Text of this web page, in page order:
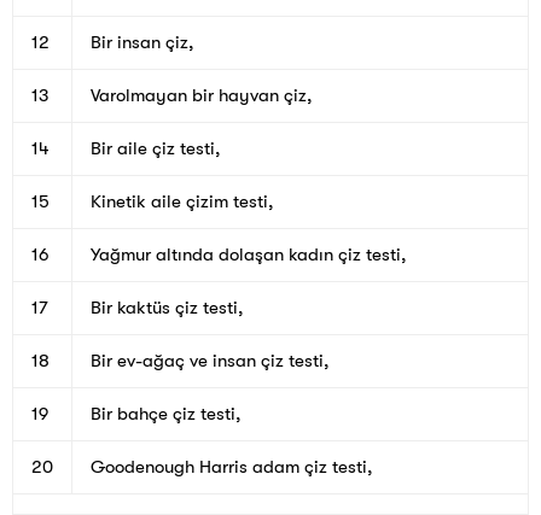
12 Bir insan çiz,
13 Varolmayan bir hayvan çiz,
14 Bir aile çiz testi,
15 Kinetik aile çizim testi,
16 Yağmur altında dolaşan kadın çiz testi,
17 Bir kaktüs çiz testi,
18 Bir ev-ağaç ve insan çiz testi,
19 Bir bahçe çiz testi,
20 Goodenough Harris adam çiz testi,